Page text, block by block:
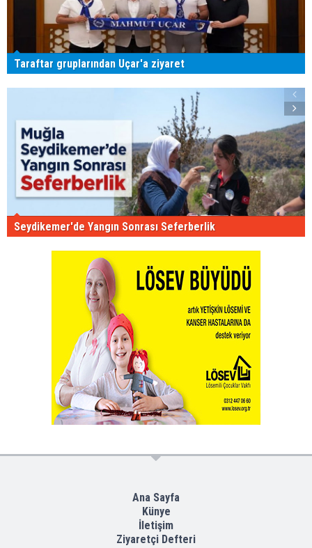
Taraftar gruplarından Uçar'a ziyaret
Seydikemer'de Yangın Sonrası Seferberlik
Ana Sayfa
Künye
İletişim
Ziyaretçi Defteri